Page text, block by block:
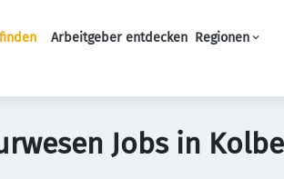
Arbeitgeber entdecken Regionen
Jobs in